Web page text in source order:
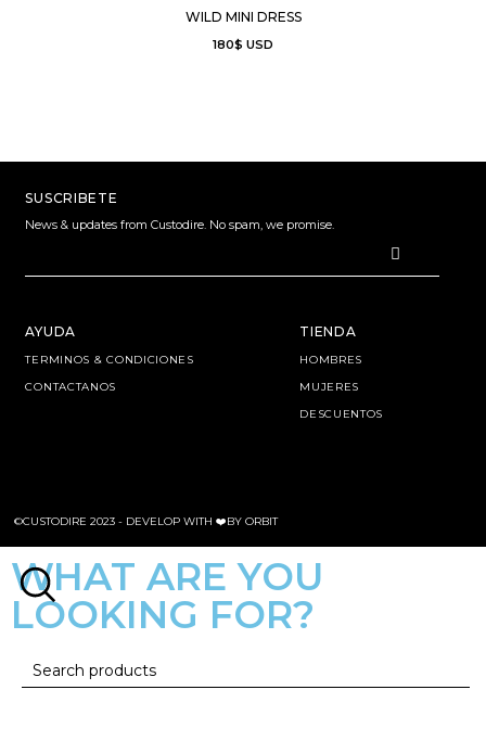
WILD MINI DRESS
180$ USD
TIENDA
HOMBRES
MUJERES
DESCUENTOS
AYUDA
TERMINOS & CONDICIONES
CONTACTANOS
SUSCRIBETE
News & updates from Custodire. No spam, we promise.
©CUSTODIRE 2023 - DEVELOP WITH ❤️BY ORBIT
WHAT ARE YOU
LOOKING FOR?